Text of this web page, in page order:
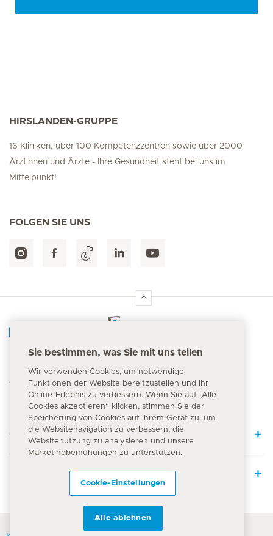
HIRSLANDEN-GRUPPE
16 Kliniken, über 100 Kompetenzzentren sowie über 2000
Ärztinnen und Ärzte - Ihre Gesundheit steht bei uns im
Mittelpunkt!
FOLGEN SIE UNS
144
Quick Links
Leistungsangebot
Sie bestimmen, was Sie mit uns teilen
Wir verwenden Cookies, um notwendige
Funktionen der Website bereitzustellen und Ihr
Online-Erlebnis zu verbessern. Wenn Sie auf „Alle
Cookies akzeptieren“ klicken, stimmen Sie der
Speicherung von Cookies auf Ihrem Gerät zu, um
die Websitenavigation zu verbessern, die
Websitenutzung zu analysieren und unsere
Marketingbemühungen zu unterstützen.
Cookie-Einstellungen
Alle ablehnen